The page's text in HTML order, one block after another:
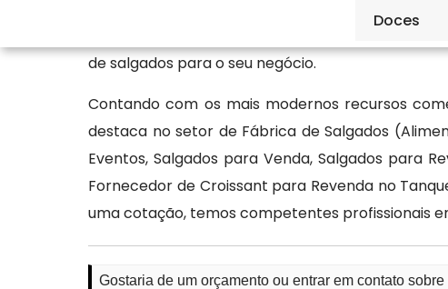
Doces
de salgados para o seu negócio.
Contando com os mais modernos recursos
destaca no setor de Fábrica de Salgados
Eventos, Salgados para Venda, Salgados para
Fornecedor de Croissant para Revenda no
uma cotação, temos competentes profissionais
Gostaria de um orçamento ou entrar em contato